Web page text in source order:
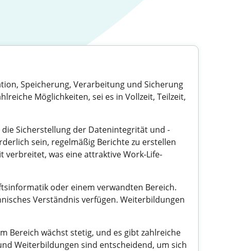
Speicherung, Verarbeitung und Sicherung
Möglichkeiten, sei es in Vollzeit, Teilzeit,
Sicherstellung der Datenintegrität und -
sein, regelmäßig Berichte zu erstellen
verbreitet, was eine attraktive Work-Life-
oder einem verwandten Bereich.
Verständnis verfügen. Weiterbildungen
Bereich wächst stetig, und es gibt zahlreiche
Weiterbildungen sind entscheidend, um sich